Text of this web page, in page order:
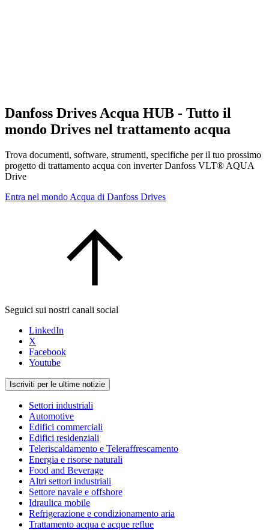
Danfoss Drives Acqua HUB - Tutto il
mondo Drives nel trattamento acqua
Trova documenti, software, strumenti, specifiche per il tuo prossimo
progetto di trattamento acqua con inverter Danfoss VLT® AQUA
Drive
Entra nel mondo Acqua di Danfoss Drives
Seguici sui nostri canali social
LinkedIn
X
Facebook
Youtube
Iscriviti per le ultime notizie
Settori industriali
Automotive
Edifici commerciali
Edifici residenziali
Teleriscaldamento e Teleraffrescamento
Energia e risorse naturali
Food and Beverage
Altri settori industriali
Settore navale e offshore
Idraulica mobile
Refrigerazione e condizionamento aria
Trattamento acqua e acque reflue